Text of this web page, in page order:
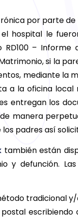
por parte
hospital le
–
si la
mediante la
a la oficina
entregan los
manera
padres así
también están
y defunción.
tradicional
escribiendo